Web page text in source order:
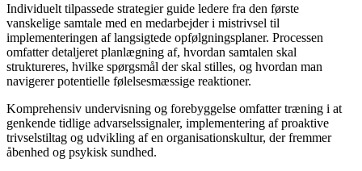
Individuelt tilpassede strategier guide ledere fra den første
vanskelige samtale med en medarbejder i mistrivsel til
implementeringen af langsigtede opfølgningsplaner. Processen
omfatter detaljeret planlægning af, hvordan samtalen skal
struktureres, hvilke spørgsmål der skal stilles, og hvordan man
navigerer potentielle følelsesmæssige reaktioner.
Komprehensiv undervisning og forebyggelse omfatter træning i at
genkende tidlige advarselssignaler, implementering af proaktive
trivselstiltag og udvikling af en organisationskultur, der fremmer
åbenhed og psykisk sundhed.